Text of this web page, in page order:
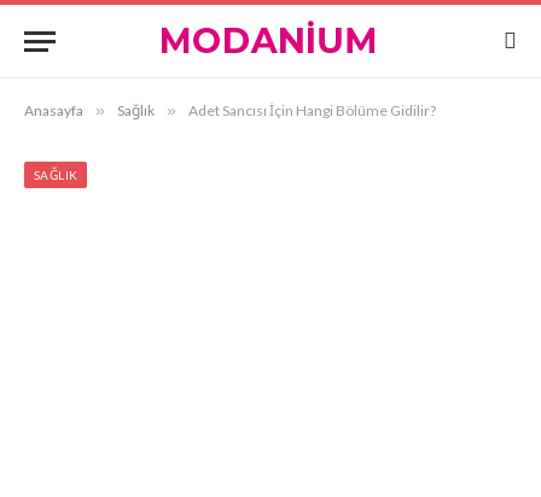
Anasayfa » Sağlık » Adet Sancısı İçin Hangi Bölüme Gidilir?
SAĞLIK